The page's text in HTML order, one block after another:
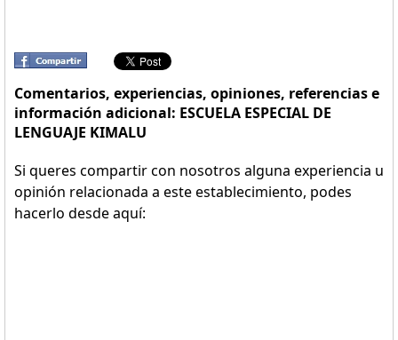
Comentarios, experiencias, opiniones, referencias e
información adicional: ESCUELA ESPECIAL DE
LENGUAJE KIMALU
Si queres compartir con nosotros alguna experiencia u
opinión relacionada a este establecimiento, podes
hacerlo desde aquí: